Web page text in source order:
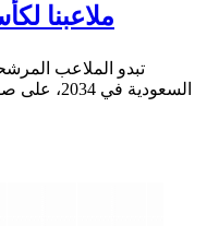
ملاعبنا
تبدو الملاعب
السعودية